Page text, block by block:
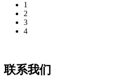
1
2
3
4
联系我们